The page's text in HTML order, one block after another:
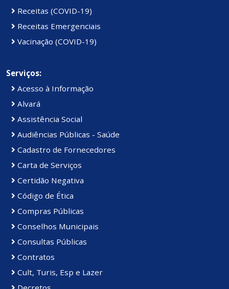
Receitas (COVID-19)
Receitas Emergenciais
Vacinação (COVID-19)
Serviços:
Acesso à Informação
Alvará
Assistência Social
Audiências Públicas - Saúde
Cadastro de Fornecedores
Carta de Serviços
Certidão Negativa
Código de Ética
Compras Públicas
Conselhos Municipais
Consultas Públicas
Contratos
Cult, Turis, Esp e Lazer